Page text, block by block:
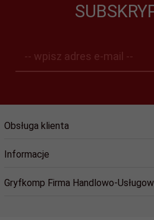
-- wpisz adres e-mail --
Obsługa klienta
Informacje
Gryfkomp Firma Handlowo-